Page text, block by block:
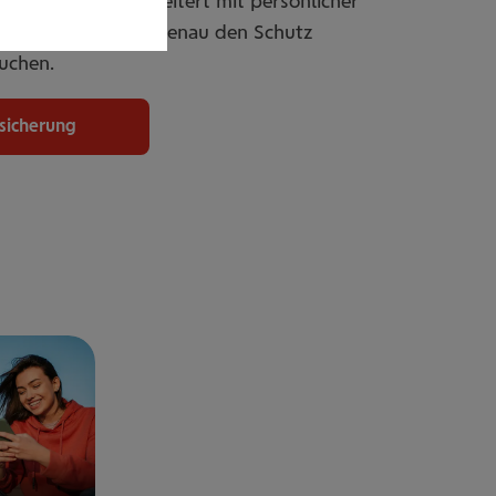
damit Sie genau den Schutz